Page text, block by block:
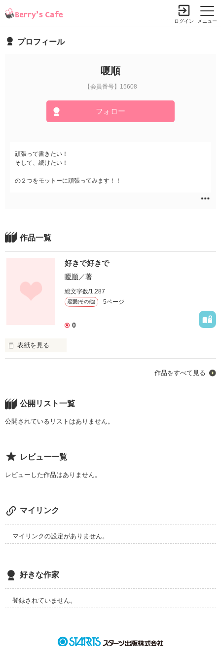
メニュー
ログイン
プロフィール
嗄順
【会員番号】15608
フォロー
頑張って書きたい！
そして、続けたい！
の２つをモットーに頑張ってみます！！
作品一覧
好きで好きで
嗄順／著
総文字数/1,287
恋愛(その他) 5ページ
0
表紙を見る
作品をすべて見る
公開リスト一覧
公開されているリストはありません。
レビュー一覧
レビューした作品はありません。
マイリンク
マイリンクの設定がありません。
好きな作家
登録されていません。